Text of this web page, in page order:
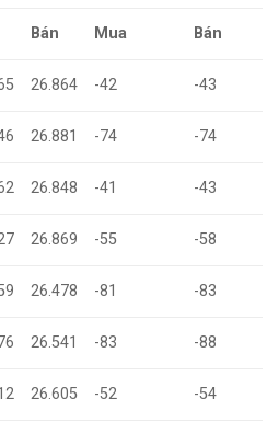
Bán Mua Bán
26.864 -42 -43
26.881 -74 -74
26.848 -41 -43
26.869 -55 -58
26.478 -81 -83
26.541 -83 -88
26.605 -52 -54